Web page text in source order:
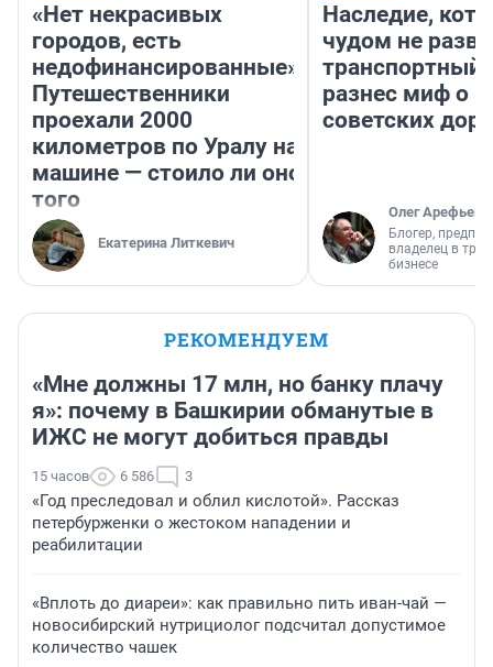
«Нет некрасивых
городов, есть
недофинансированные».
Путешественники
проехали 2000
километров по Уралу на
машине — стоило ли оно
того
Екатерина Литкевич
Наследие,
чудом не
транспортный
разнес миф о
советских
Олег Арефьев
Блогер,
владелец в
бизнесе
РЕКОМЕНДУЕМ
«Мне должны 17 млн, но банку плачу
я»: почему в Башкирии обманутые в
ИЖС не могут добиться правды
15 часов 6 586 3
«Год преследовал и облил кислотой». Рассказ
петербурженки о жестоком нападении и
реабилитации
«Вплоть до диареи»: как правильно пить иван-чай —
новосибирский нутрициолог подсчитал допустимое
количество чашек